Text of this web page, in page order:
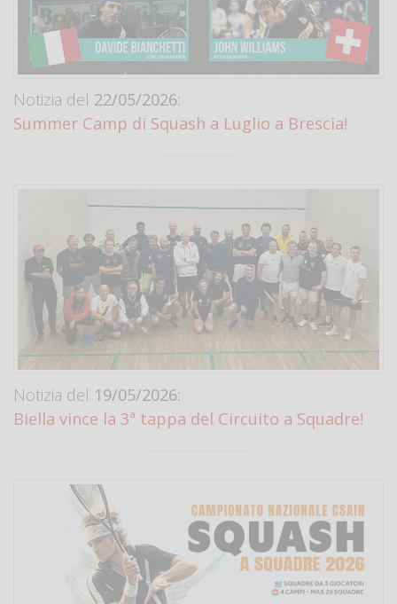
Notizia del 22/05/2026:
Summer Camp di Squash a Luglio a Brescia!
Notizia del 19/05/2026:
Biella vince la 3ª tappa del Circuito a Squadre!